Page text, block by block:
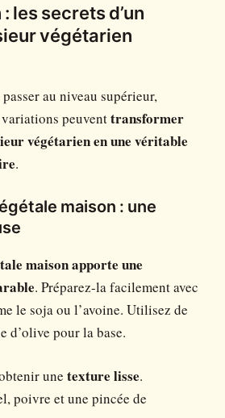
les secrets d’un
végétarien
au niveau supérieur,
peuventtransformer
végétarien en une véritable
.
maison : une
maison apporte une
. Préparez-la facilement avec
le soja ou l’avoine. Utilisez de
d’olive pour la base.
une texture lisse.
poivre et une pincée de